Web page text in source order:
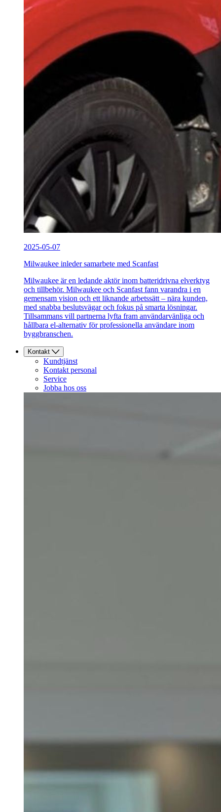
2025-05-07
Milwaukee inleder samarbete med Scanfast
Milwaukee är en ledande aktör inom batteridrivna elverktyg
och tillbehör. Milwaukee och Scanfast fann varandra i en
gemensam vision och ett liknande arbetssätt – nära kunden,
med snabba beslutsvägar och fokus på smarta lösningar.
Tillsammans vill partnerna lyfta fram användarvänliga och
hållbara el-alternativ för professionella användare inom
byggbranschen.
Kontakt
Kundtjänst
Kontakt personal
Service
Jobba hos oss